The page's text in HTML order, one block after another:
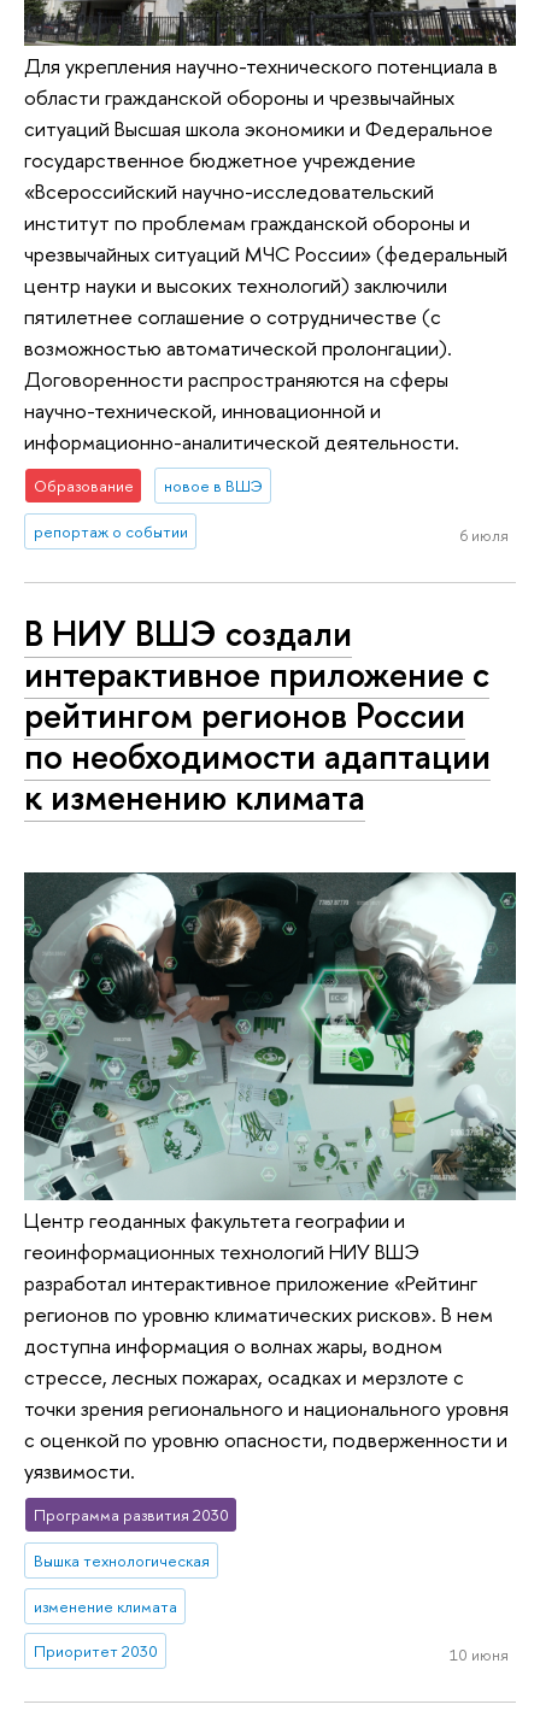
Для укрепления научно-технического потенциала в
области гражданской обороны и чрезвычайных
ситуаций Высшая школа экономики и Федеральное
государственное бюджетное учреждение
«Всероссийский научно-исследовательский
институт по проблемам гражданской обороны и
чрезвычайных ситуаций МЧС России» (федеральный
центр науки и высоких технологий) заключили
пятилетнее соглашение о сотрудничестве (c
возможностью автоматической пролонгации).
Договоренности распространяются на сферы
научно-технической, инновационной и
информационно-аналитической деятельности.
Образование новое в ВШЭ
репортаж о событии 6 июля
В НИУ ВШЭ создали
интерактивное приложение с
рейтингом регионов России
по необходимости адаптации
к изменению климата
Центр геоданных факультета географии и
геоинформационных технологий НИУ ВШЭ
разработал интерактивное приложение «Рейтинг
регионов по уровню климатических рисков». В нем
доступна информация о волнах жары, водном
стрессе, лесных пожарах, осадках и мерзлоте с
точки зрения регионального и национального уровня
с оценкой по уровню опасности, подверженности и
уязвимости.
Программа развития 2030
Вышка технологическая
изменение климата
Приоритет 2030 10 июня